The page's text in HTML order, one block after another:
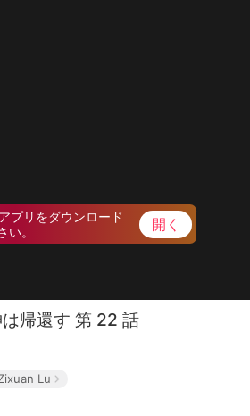
プリをダウンロード
い。
開く
帰還す 第 22 話
Lu